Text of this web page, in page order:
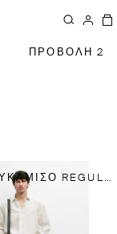
ΠΡΟΒΟΛΗ 2
ΡΙΓΈ ΠΟΥΚΆΜΙΣΟ REGULAR FIT ΑΠΌ ΛΙΝΌ